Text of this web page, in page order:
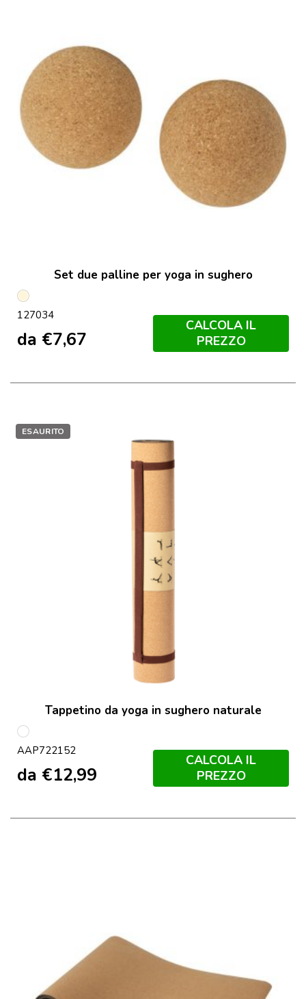
Set due palline per yoga in sughero
Natural
127034
da €7,67
CALCOLA IL
PREZZO
ESAURITO
Tappetino da yoga in sughero naturale
multicolore
AAP722152
da €12,99
CALCOLA IL
PREZZO